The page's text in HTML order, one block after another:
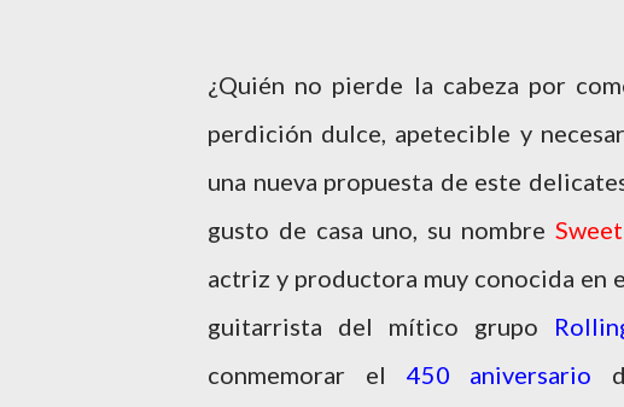
¿Quién no pierde la cabeza por
perdición dulce, apetecible y
una nueva propuesta de este
gusto de casa uno, su nombre
actriz y productora muy conocida en
guitarrista del mítico grupo
conmemorar el 450 aniversario